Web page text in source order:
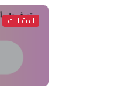
المقالات